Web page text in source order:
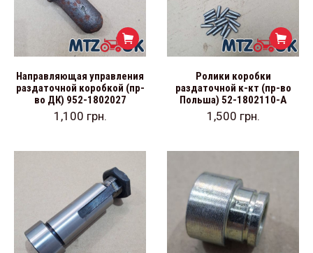
Направляющая управления
раздаточной коробкой (пр-
во ДК) 952-1802027
1,100 грн.
Ролики коробки
раздаточной к-кт (пр-во
Польша) 52-1802110-А
1,500 грн.